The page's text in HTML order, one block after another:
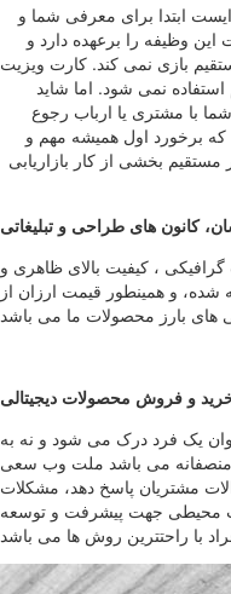
ابتدا برای معرفی شما و
وظیفه را برعهده دارد و
بازی نمی کند. کارت ویزیت
استفاده نمی شود. اما شاید
با مشتری یا ارباب رجوع
که برخورد اول همیشه مهم و
مستقیم بخشی از کار بازاریابی
کانون های طراحی و تبلیغاتی
، کیفیت بالای ظاهری و
و همینطور قیمت ارزان از
و فروش محصولات دیجیتالی
یک فرد درک می شود و نه به
منصفانه می باشد ملت وب سعی
مشتریان پاسخ دهد، مشکلات
محیطی جهت پیشرفت و توسعه